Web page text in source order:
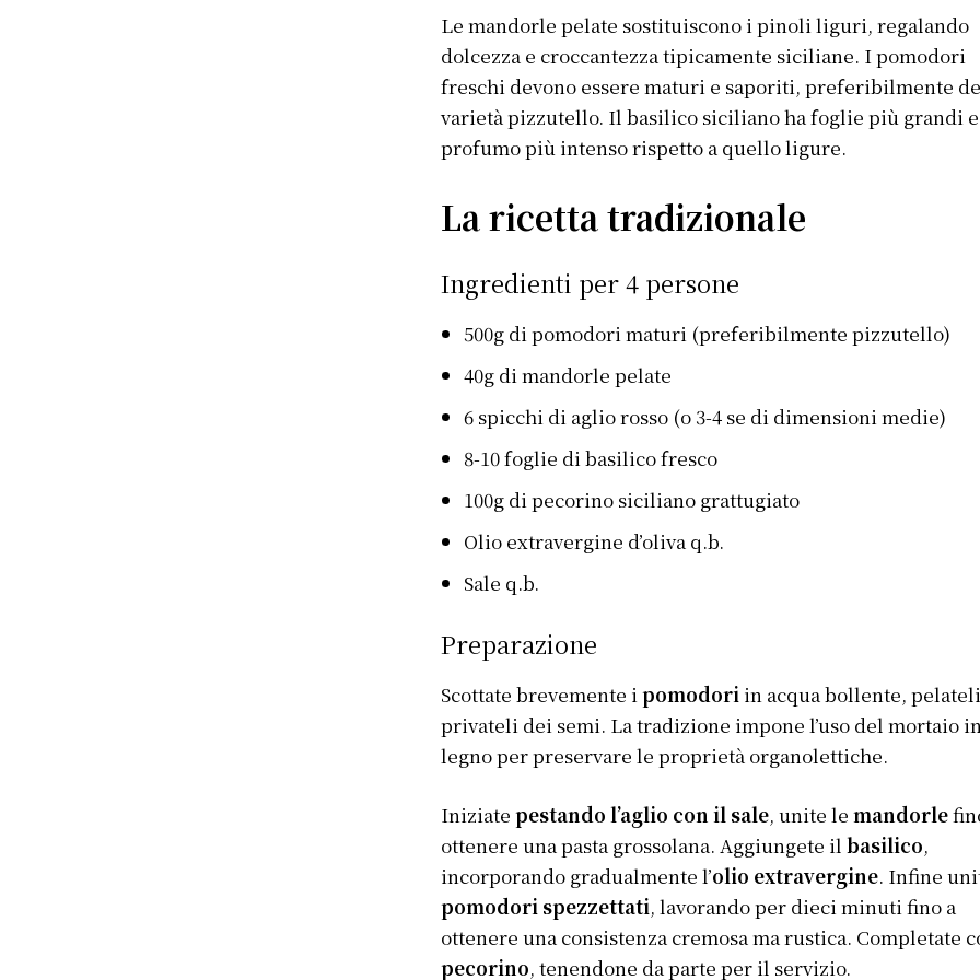
Le mandorle pelate sostituiscono i pinoli liguri, regalando
dolcezza e croccantezza tipicamente siciliane. I pomodori
freschi devono essere maturi e saporiti, preferibilmente
varietà pizzutello. Il basilico siciliano ha foglie più grandi
profumo più intenso rispetto a quello ligure.
La ricetta tradizionale
Ingredienti per 4 persone
500g di pomodori maturi (preferibilmente pizzutello)
40g di mandorle pelate
6 spicchi di aglio rosso (o 3-4 se di dimensioni medie)
8-10 foglie di basilico fresco
100g di pecorino siciliano grattugiato
Olio extravergine d’oliva q.b.
Sale q.b.
Preparazione
Scottate brevemente ipomodori in acqua bollente,
privateli dei semi. La tradizione impone l’uso del mortaio
legno per preservare le proprietà organolettiche.
Iniziatepestando l’aglio con il sale, unite lemandorle
ottenere una pasta grossolana. Aggiungete il basilico,
incorporando gradualmente l’olio extravergine. Infine
pomodori spezzettati, lavorando per dieci minuti fino a
ottenere una consistenza cremosa ma rustica. Completate
pecorino, tenendone da parte per il servizio.